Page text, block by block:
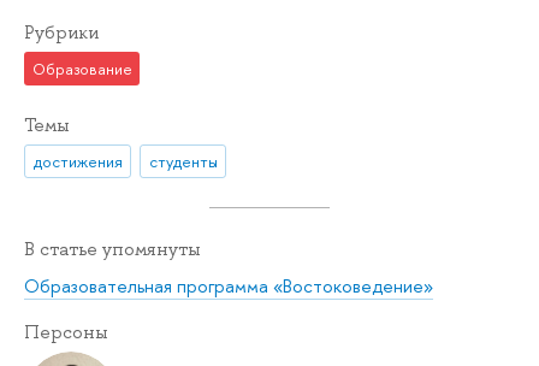
Рубрики
Образование
Темы
достижения студенты
В статье упомянуты
Образовательная программа «Востоковедение»
Персоны